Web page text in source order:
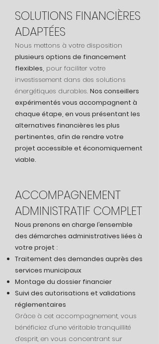
SOLUTIONS FINANCIÈRES
ADAPTÉES
Nous mettons à votre disposition
plusieurs options de financement
flexibles, pour faciliter votre
investissement dans des solutions
énergétiques durables. Nos conseillers
expérimentés vous accompagnent à
chaque étape, en vous présentant les
alternatives financières les plus
pertinentes, afin de rendre votre
projet accessible et économiquement
viable.
ACCOMPAGNEMENT
ADMINISTRATIF COMPLET
Nous prenons en charge l’ensemble
des démarches administratives liées à
votre projet :
Traitement des demandes auprès des
services municipaux
Montage du dossier financier
Suivi des autorisations et validations
réglementaires
Grâce à cet accompagnement, vous
bénéficiez d’une véritable tranquillité
d’esprit, en vous concentrant sur